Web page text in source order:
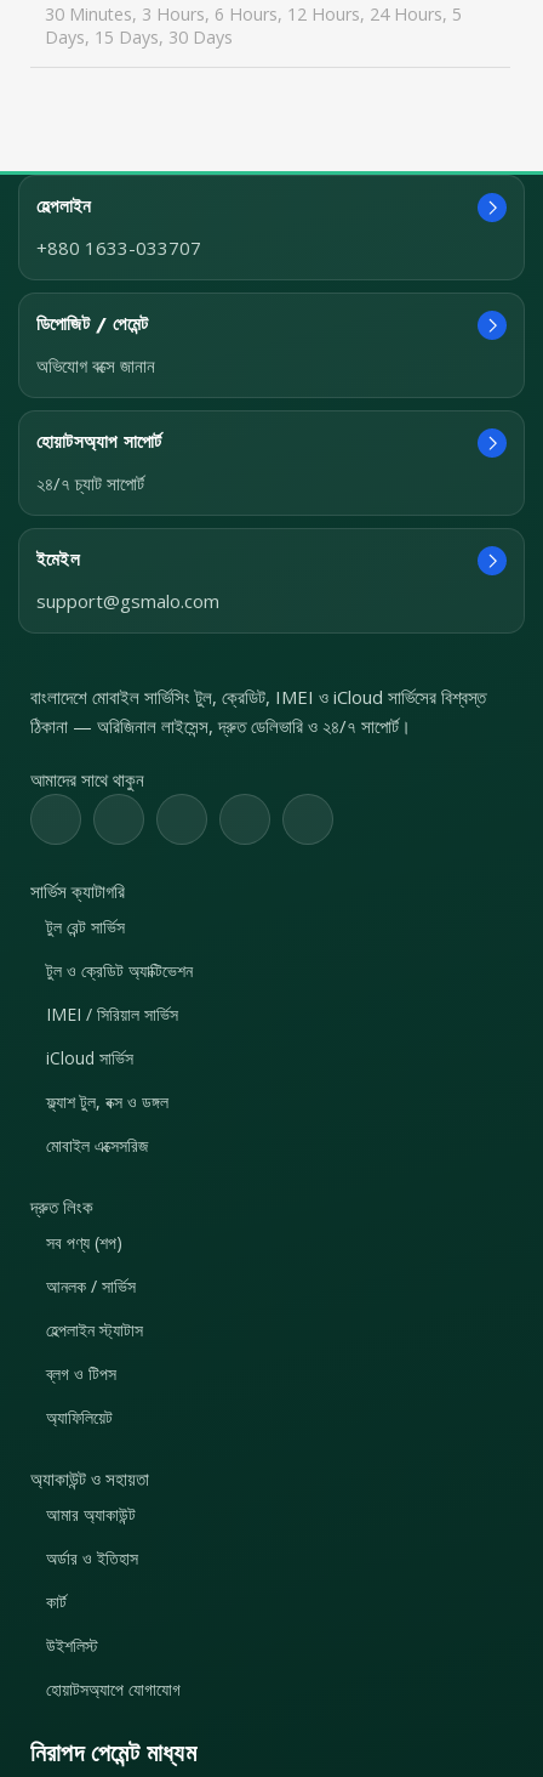
30 Minutes, 3 Hours, 6 Hours, 12 Hours, 24 Hours, 5
Days, 15 Days, 30 Days
হেল্পলাইন
+880 1633-033707
ডিপোজিট / পেমেন্ট
অভিযোগ বক্সে জানান
হোয়াটসঅ্যাপ সাপোর্ট
২৪/৭ চ্যাট সাপোর্ট
ইমেইল
support@gsmalo.com
বাংলাদেশে মোবাইল সার্ভিসিং টুল, ক্রেডিট, IMEI ও iCloud সার্ভিসের বিশ্বস্ত
ঠিকানা — অরিজিনাল লাইসেন্স, দ্রুত ডেলিভারি ও ২৪/৭ সাপোর্ট।
আমাদের সাথে থাকুন
সার্ভিস ক্যাটাগরি
টুল রেন্ট সার্ভিস
টুল ও ক্রেডিট অ্যাক্টিভেশন
IMEI / সিরিয়াল সার্ভিস
iCloud সার্ভিস
ফ্ল্যাশ টুল, বক্স ও ডঙ্গল
মোবাইল এক্সেসরিজ
দ্রুত লিংক
সব পণ্য (শপ)
আনলক / সার্ভিস
হেল্পলাইন স্ট্যাটাস
ব্লগ ও টিপস
অ্যাফিলিয়েট
অ্যাকাউন্ট ও সহায়তা
আমার অ্যাকাউন্ট
অর্ডার ও ইতিহাস
কার্ট
উইশলিস্ট
হোয়াটসঅ্যাপে যোগাযোগ
নিরাপদ পেমেন্ট মাধ্যম